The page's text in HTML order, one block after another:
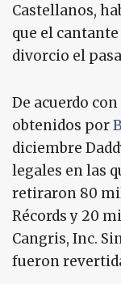
Castellanos,
que el
divorcio el
De acuerdo
obtenidos por
diciembre
legales en las
retiraron 80
Récords y 20
Cangris, Inc.
fueron